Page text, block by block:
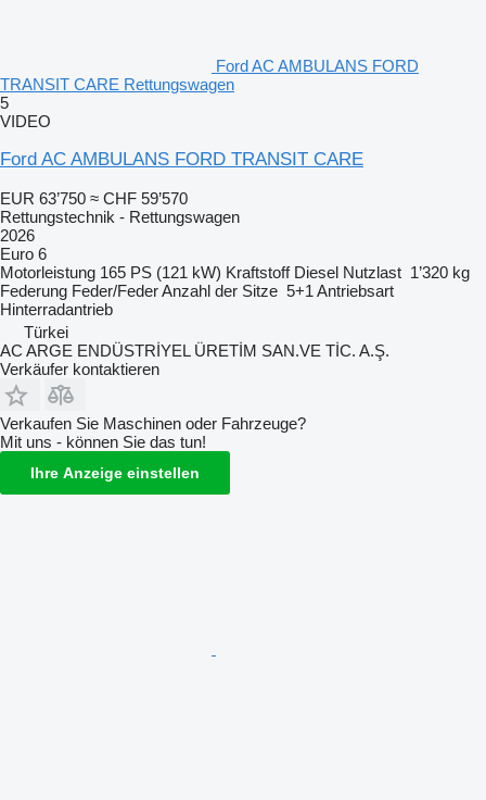
Ford AC AMBULANS FORD
TRANSIT CARE Rettungswagen
5
VIDEO
Ford AC AMBULANS FORD TRANSIT CARE
EUR 63’750 ≈ CHF 59’570
Rettungstechnik - Rettungswagen
2026
Euro 6
Motorleistung 165 PS (121 kW) Kraftstoff Diesel Nutzlast 1’320 kg
Federung Feder/FederAnzahl der Sitze 5+1 Antriebsart
Hinterradantrieb
Türkei
AC ARGE ENDÜSTRİYEL ÜRETİM SAN.VE TİC. A.Ş.
Verkäufer kontaktieren
Verkaufen Sie Maschinen oder Fahrzeuge?
Mit uns - können Sie das tun!
Ihre Anzeige einstellen